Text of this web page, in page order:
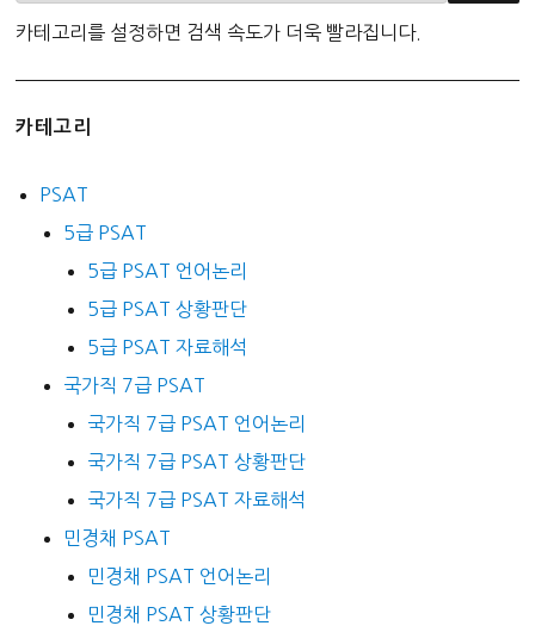
카테고리를 설정하면 검색 속도가 더욱 빨라집니다.
카테고리
PSAT
5급 PSAT
5급 PSAT 언어논리
5급 PSAT 상황판단
5급 PSAT 자료해석
국가직 7급 PSAT
국가직 7급 PSAT 언어논리
국가직 7급 PSAT 상황판단
국가직 7급 PSAT 자료해석
민경채 PSAT
민경채 PSAT 언어논리
민경채 PSAT 상황판단